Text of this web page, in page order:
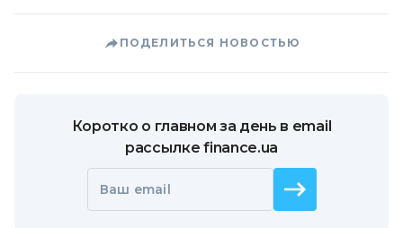
ПОДЕЛИТЬСЯ НОВОСТЬЮ
Коротко о главном за день в email
рассылке finance.ua
Ваш email